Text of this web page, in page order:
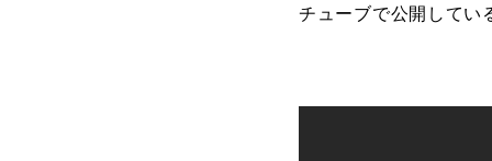
チューブで公開してい